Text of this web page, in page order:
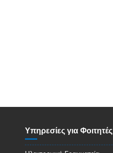
Υπηρεσίες για Φοιτητές